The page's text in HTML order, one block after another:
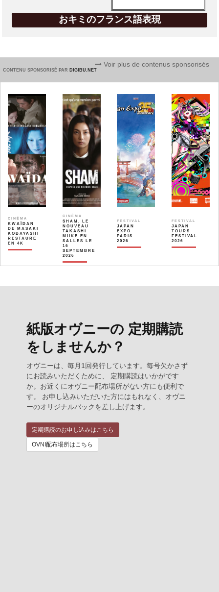
おキミのフランス語表現
CONTENU SPONSORISÉ PAR DIGIBU.NET
Voir plus de contenus sponsorisés
CINÉMA
KWAÏDAN
DE MASAKI
KOBAYASHI
RESTAURÉ
EN 4K
CINÉMA
SHAM, LE
NOUVEAU
TAKASHI
MIIKE EN
SALLES LE
16
SEPTEMBRE
2026
FESTIVAL
JAPAN
EXPO
PARIS
2026
FESTIVAL
JAPAN
TOURS
FESTIVAL
2026
紙版オヴニーの 定期購読
をしませんか？
オヴニーは、毎月1回発行しています。毎号欠かさず
にお読みいただくために、 定期購読はいかがです
か。お近くにオヴニー配布場所がない方にも便利で
す。 お申し込みいただいた方にはもれなく、オヴニ
ーのオリジナルバックを差し上げます。
定期購読のお申し込みはこちら
OVNI配布場所はこちら